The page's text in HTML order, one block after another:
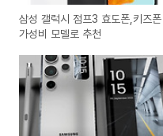
삼성 갤럭시 점프3 효도폰,키즈폰
가성비 모델로 추천